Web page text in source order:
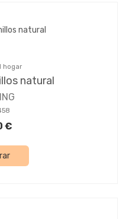
hogar
natural
€